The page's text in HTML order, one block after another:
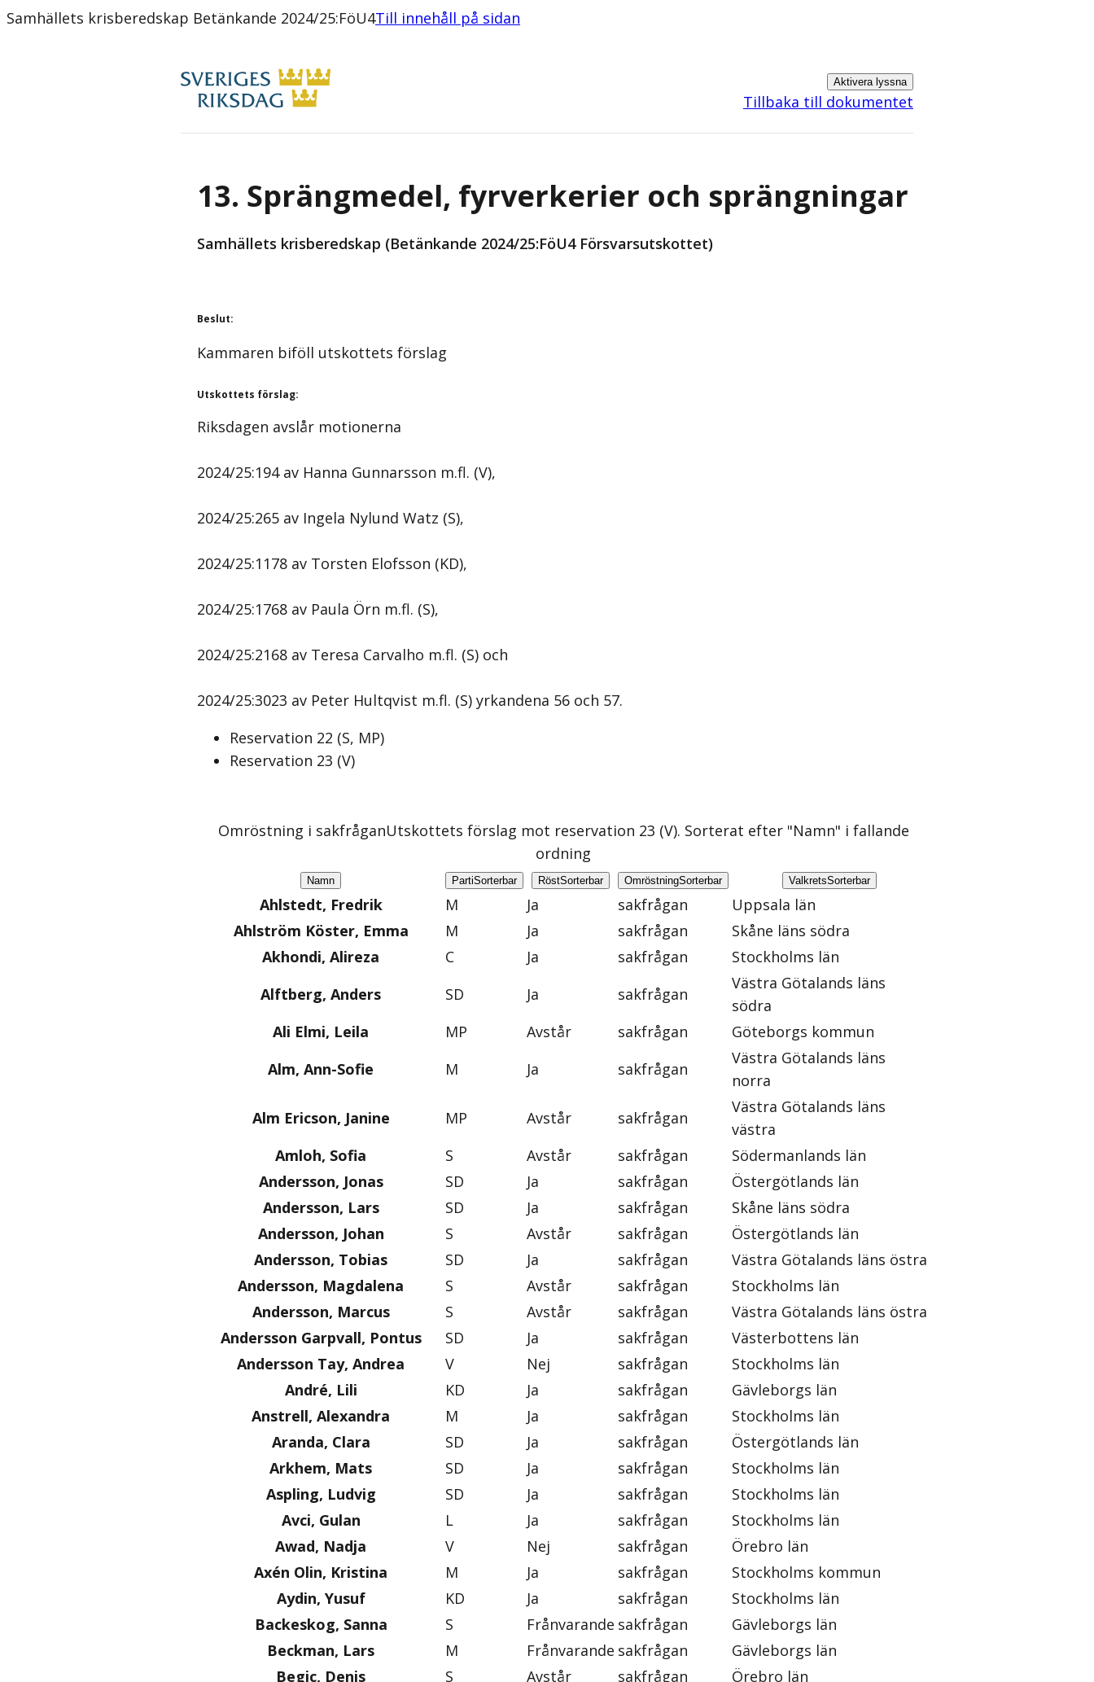
Samhällets krisberedskap Betänkande 2024/25:FöU4Till innehåll på sidan
Aktivera lyssna
Tillbaka till dokumentet
13. Sprängmedel, fyrverkerier och sprängningar
Samhällets krisberedskap (Betänkande 2024/25:FöU4 Försvarsutskottet)
Beslut:
Kammaren biföll utskottets förslag
Utskottets förslag:
Riksdagen avslår motionerna
2024/25:194 av Hanna Gunnarsson m.fl. (V),
2024/25:265 av Ingela Nylund Watz (S),
2024/25:1178 av Torsten Elofsson (KD),
2024/25:1768 av Paula Örn m.fl. (S),
2024/25:2168 av Teresa Carvalho m.fl. (S) och
2024/25:3023 av Peter Hultqvist m.fl. (S) yrkandena 56 och 57.
Reservation 22 (S, MP)
Reservation 23 (V)
Omröstning i sakfråganUtskottets förslag mot reservation 23 (V). Sorterat efter "Namn" i fallande
ordning
Namn PartiSorterbar RöstSorterbar OmröstningSorterbar ValkretsSorterbar
Ahlstedt, Fredrik M Ja sakfrågan
Uppsala län
Ahlström Köster, Emma
M Ja sakfrågan
Skåne läns södra
Akhondi, Alireza
C Ja sakfrågan
Stockholms län
Alftberg, Anders
SD Ja sakfrågan
Västra Götalands läns
södra
Ali Elmi, Leila
MP Avstår sakfrågan
Göteborgs kommun
Alm, Ann-Sofie
M Ja sakfrågan
Västra Götalands läns
norra
Alm Ericson, Janine
MP Avstår sakfrågan
Västra Götalands läns
västra
Amloh, Sofia
S Avstår sakfrågan
Södermanlands län
Andersson, Jonas
SD Ja sakfrågan
Östergötlands län
Andersson, Lars
SD Ja sakfrågan
Skåne läns södra
Andersson, Johan
S Avstår sakfrågan
Östergötlands län
Andersson, Tobias
SD Ja sakfrågan
Västra Götalands läns östra
Andersson, Magdalena
S Avstår sakfrågan
Stockholms län
Andersson, Marcus
S Avstår sakfrågan
Västra Götalands läns östra
Andersson Garpvall, Pontus
SD Ja sakfrågan
Västerbottens län
Andersson Tay, Andrea
V Nej sakfrågan
Stockholms län
André, Lili
KD Ja sakfrågan
Gävleborgs län
Anstrell, Alexandra
M Ja sakfrågan
Stockholms län
Aranda, Clara
SD Ja sakfrågan
Östergötlands län
Arkhem, Mats
SD Ja sakfrågan
Stockholms län
Aspling, Ludvig
SD Ja sakfrågan
Stockholms län
Avci, Gulan
L Ja sakfrågan
Stockholms län
Awad, Nadja
V Nej sakfrågan
Örebro län
Axén Olin, Kristina
M Ja sakfrågan
Stockholms kommun
Aydin, Yusuf
KD Ja sakfrågan
Stockholms län
Backeskog, Sanna
S Frånvarande sakfrågan
Gävleborgs län
Beckman, Lars
M Frånvarande sakfrågan
Gävleborgs län
Begic, Denis
S Avstår sakfrågan
Örebro län